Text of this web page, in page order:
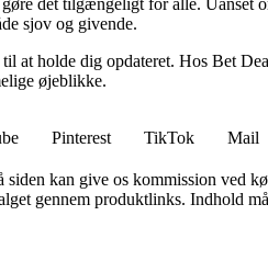
det tilgængeligt for alle. Uanset
sjov og givende.
at holde dig opdateret. Hos Bet
øjeblikke.
Pinterest TikTok Mail
kan give os kommission ved
gennem produktlinks. Indhold